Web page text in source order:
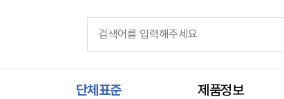
단체표준 제품정보